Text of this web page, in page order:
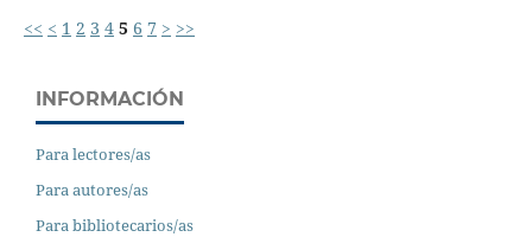
<< < 1 2 3 4 5 6 7 > >>
INFORMACIÓN
Para lectores/as
Para autores/as
Para bibliotecarios/as